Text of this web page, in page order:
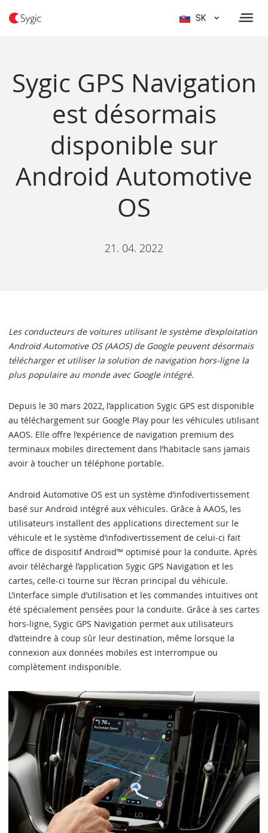
SK
Sygic GPS Navigation
est désormais
disponible sur
Android Automotive
OS
21. 04. 2022
Les conducteurs de voitures utilisant le système d’exploitation
Android Automotive OS (AAOS) de Google peuvent désormais
télécharger et utiliser la solution de navigation hors-ligne la
plus populaire au monde avec Google intégré.
Depuis le 30 mars 2022, l’application Sygic GPS est disponible
au téléchargement sur Google Play pour les véhicules utilisant
AAOS. Elle offre l’expérience de navigation premium des
terminaux mobiles directement dans l’habitacle sans jamais
avoir à toucher un téléphone portable.
Android Automotive OS est un système d’infodivertissement
basé sur Android intégré aux véhicules. Grâce à AAOS, les
utilisateurs installent des applications directement sur le
véhicule et le système d’infodivertissement de celui-ci fait
office de dispositif Android™ optimisé pour la conduite. Après
avoir téléchargé l’application Sygic GPS Navigation et les
cartes, celle-ci tourne sur l’écran principal du véhicule.
L’interface simple d’utilisation et les commandes intuitives ont
été spécialement pensées pour la conduite. Grâce à ses cartes
hors-ligne, Sygic GPS Navigation permet aux utilisateurs
d’atteindre à coup sûr leur destination, même lorsque la
connexion aux données mobiles est interrompue ou
complètement indisponible.